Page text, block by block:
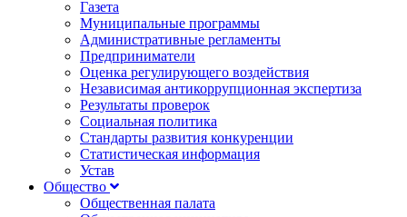
Газета
Муниципальные программы
Административные регламенты
Предприниматели
Оценка регулирующего воздействия
Независимая антикоррупционная экспертиза
Результаты проверок
Социальная политика
Стандарты развития конкуренции
Статистическая информация
Устав
Общество
Общественная палата